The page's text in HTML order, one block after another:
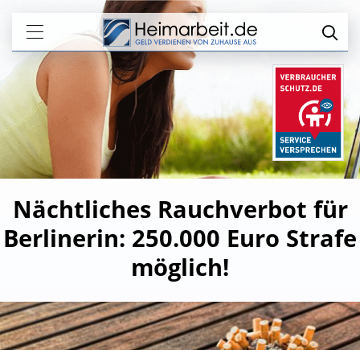
Nächtliches Rauchverbot für
Berlinerin: 250.000 Euro Strafe
möglich!